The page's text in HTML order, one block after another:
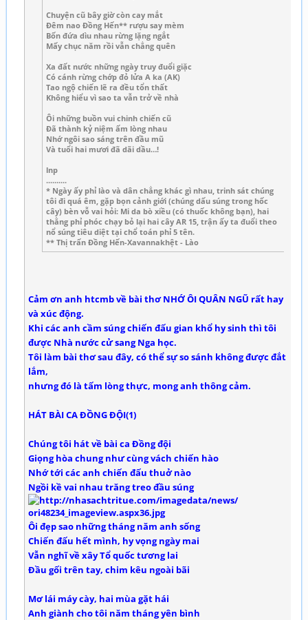
Chuyện cũ bây giờ còn cay mắt
Đêm nao Đồng Hến** rượu say mèm
Bốn đứa dìu nhau rừng lặng ngắt
Mấy chục năm rồi vẫn chẳng quên
Xa đất nước những ngày truy đuổi giặc
Có cánh rừng chớp đỏ lửa A ka (AK)
Tao ngộ chiến lẽ ra đều tổn thất
Không hiểu vì sao ta vẫn trở về nhà
Ôi những buồn vui chinh chiến cũ
Đã thành kỷ niệm ấm lòng nhau
Nhớ ngôi sao sáng trên đầu mũ
Và tuổi hai mươi đã dãi dầu…!
lnp
..........
* Ngày ấy phỉ lào và dân chẳng khác gì nhau, trinh sát chúng
tôi đi quá êm, gặp bọn cảnh giới (chúng dấu súng trong hốc
cây) bèn vỗ vai hỏi: Mi da bò xiều (có thuốc không bạn), hai
thằng phỉ phóc chạy bỏ lại hai cây AR 15, trận ấy ta đuổi theo
nổ súng tiêu diệt tại chổ toán phỉ 5 tên.
** Thị trấn Đồng Hến-Xavannakhệt - Lào
Cảm ơn anh htcmb về bài thơ NHỚ ÔI QUÂN NGŨ rất hay
và xúc động.
Khi các anh cầm súng chiến đấu gian khổ hy sinh thì tôi
được Nhà nước cử sang Nga học.
Tôi làm bài thơ sau đây, có thể sự so sánh không được đắt
lắm,
nhưng đó là tấm lòng thực, mong anh thông cảm.
HÁT BÀI CA ĐỒNG ĐỘI(1)
Chúng tôi hát về bài ca Đồng đội
Giọng hòa chung như cùng vách chiến hào
Nhớ tới các anh chiến đấu thuở nào
Ngồi kề vai nhau trăng treo đầu súng
Ôi đẹp sao những tháng năm anh sống
Chiến đấu hết mình, hy vọng ngày mai
Vẫn nghĩ về xây Tổ quốc tương lai
Đầu gối trên tay, chim kêu ngoài bãi
Mơ lái máy cày, hai mùa gặt hái
Anh giành cho tôi năm tháng yên bình